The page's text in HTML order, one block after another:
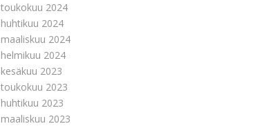
toukokuu 2024
huhtikuu 2024
maaliskuu 2024
helmikuu 2024
kesäkuu 2023
toukokuu 2023
huhtikuu 2023
maaliskuu 2023